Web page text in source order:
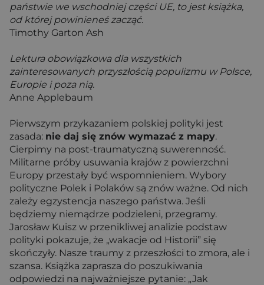
państwie we wschodniej części UE, to jest książka,
od której powinieneś zacząć.
Timothy Garton Ash
Lektura obowiązkowa dla wszystkich
zainteresowanych przyszłością populizmu w Polsce,
Europie i poza nią.
Anne Applebaum
Pierwszym przykazaniem polskiej polityki jest
zasada: nie daj się znów wymazać z mapy.
Cierpimy na post-traumatyczną suwerenność.
Militarne próby usuwania krajów z powierzchni
Europy przestały być wspomnieniem. Wybory
polityczne Polek i Polaków są znów ważne. Od nich
zależy egzystencja naszego państwa. Jeśli
będziemy niemądrze podzieleni, przegramy.
Jarosław Kuisz w przenikliwej analizie podstaw
polityki pokazuje, że „wakacje od Historii” się
skończyły. Nasze traumy z przeszłości to zmora, ale i
szansa. Książka zaprasza do poszukiwania
odpowiedzi na najważniejsze pytanie: „Jak